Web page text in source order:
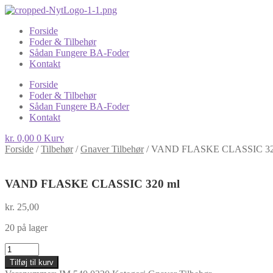
Forside
Foder & Tilbehør
Sådan Fungere BA-Foder
Kontakt
Forside
Foder & Tilbehør
Sådan Fungere BA-Foder
Kontakt
kr. 0,00 0 Kurv
Forside /Tilbehør/Gnaver Tilbehør/VAND FLASKE CLASSIC
VAND FLASKE CLASSIC 320 ml
kr. 25,00
20 på lager
VAND
FLASKE
CLASSIC
Tilføj til kurv